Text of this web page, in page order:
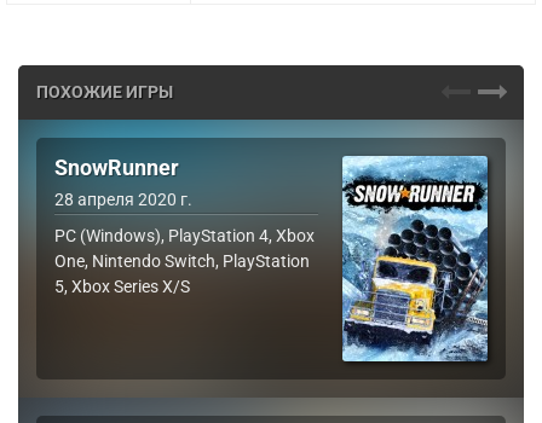
ПОХОЖИЕ ИГРЫ
SnowRunner
28 апреля 2020 г.
PC (Windows), PlayStation 4, Xbox
One, Nintendo Switch, PlayStation
5, Xbox Series X/S